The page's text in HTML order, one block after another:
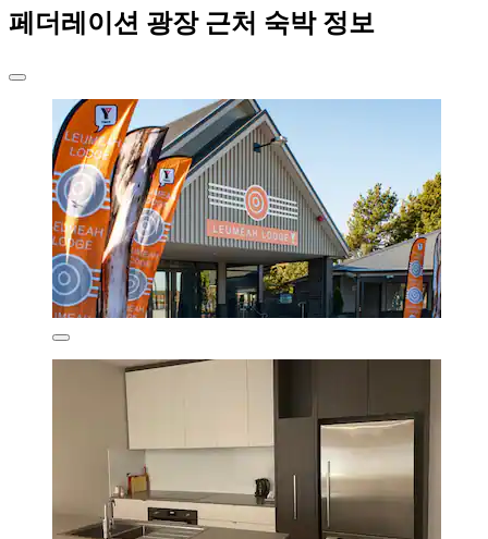
페더레이션 광장 근처 숙박 정보